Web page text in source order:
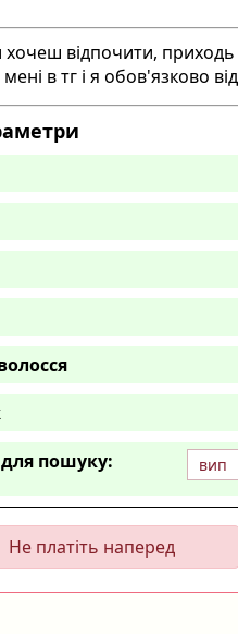
відпочити,
в тг і я обов'язково
пошуку:
вип
Не платіть наперед